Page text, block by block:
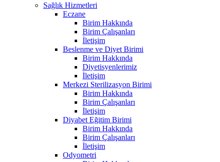
Sağlık Hizmetleri
Eczane
Birim Hakkında
Birim Çalışanları
İletişim
Beslenme ve Diyet Birimi
Birim Hakkında
Diyetisyenlerimiz
İletişim
Merkezi Sterilizasyon Birimi
Birim Hakkında
Birim Çalışanları
İletişim
Diyabet Eğitim Birimi
Birim Hakkında
Birim Çalışanları
İletişim
Odyometri